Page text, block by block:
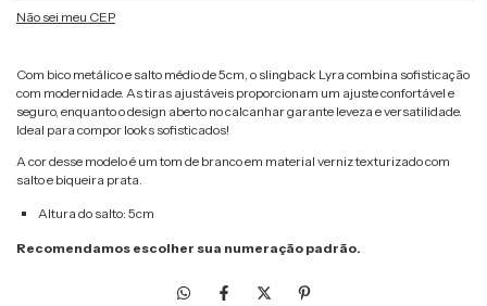
Não sei meu CEP
Com bico metálico e salto médio de 5cm, o slingback Lyra combina sofisticação
com modernidade. As tiras ajustáveis proporcionam um ajuste confortável e
seguro, enquanto o design aberto no calcanhar garante leveza e versatilidade.
Ideal para compor looks sofisticados!
A cor desse modelo é um tom de branco em material verniz texturizado com
salto e biqueira prata.
Altura do salto: 5cm
Recomendamos escolher sua numeração padrão.